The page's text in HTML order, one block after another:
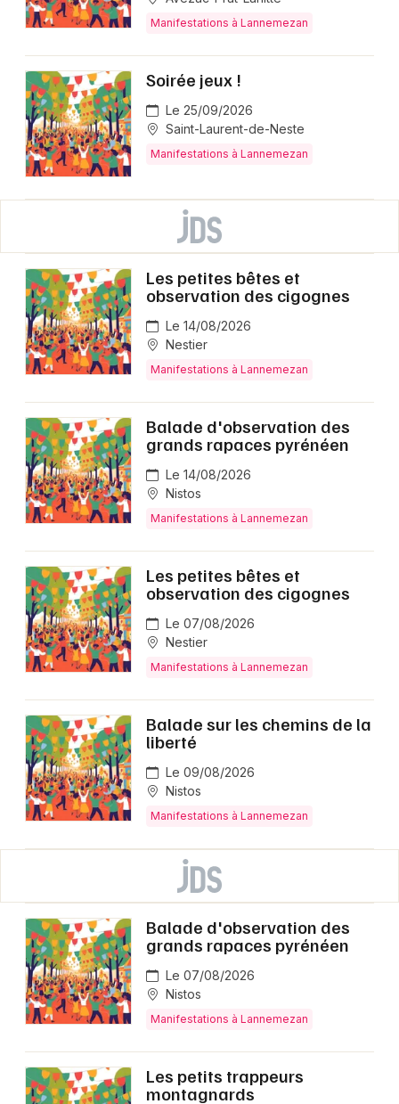
Manifestations à Lannemezan
Soirée jeux !
Le 25/09/2026
Saint-Laurent-de-Neste
Manifestations à Lannemezan
Les petites bêtes et
observation des cigognes
Le 14/08/2026
Nestier
Manifestations à Lannemezan
Balade d'observation des
grands rapaces pyrénéen
Le 14/08/2026
Nistos
Manifestations à Lannemezan
Les petites bêtes et
observation des cigognes
Le 07/08/2026
Nestier
Manifestations à Lannemezan
Balade sur les chemins de la
liberté
Le 09/08/2026
Nistos
Manifestations à Lannemezan
Balade d'observation des
grands rapaces pyrénéen
Le 07/08/2026
Nistos
Manifestations à Lannemezan
Les petits trappeurs
montagnards